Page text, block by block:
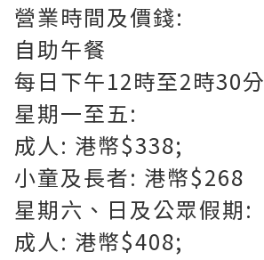
營業時間及價錢:
自助午餐
每日下午12時至2時30分
星期一至五:
成人: 港幣$338;
小童及長者: 港幣$268
星期六、日及公眾假期:
成人: 港幣$408;